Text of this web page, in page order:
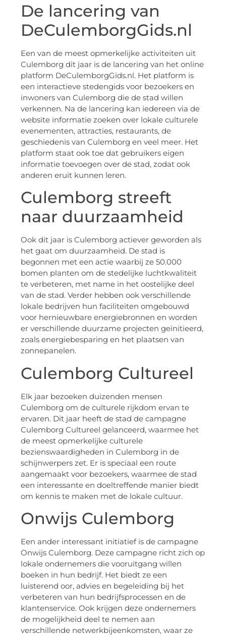
De lancering van
DeCulemborgGids.nl
Een van de meest opmerkelijke activiteiten uit
Culemborg dit jaar is de lancering van het online
platform DeCulemborgGids.nl. Het platform is
een interactieve stedengids voor bezoekers en
inwoners van Culemborg die de stad willen
verkennen. Na de lancering kan iedereen via de
website informatie zoeken over lokale culturele
evenementen, attracties, restaurants, de
geschiedenis van Culemborg en veel meer. Het
platform staat ook toe dat gebruikers eigen
informatie toevoegen over de stad, zodat ook
anderen eruit kunnen leren.
Culemborg streeft
naar duurzaamheid
Ook dit jaar is Culemborg actiever geworden als
het gaat om duurzaamheid. De stad is
begonnen met een actie waarbij ze 50.000
bomen planten om de stedelijke luchtkwaliteit
te verbeteren, met name in het oostelijke deel
van de stad. Verder hebben ook verschillende
lokale bedrijven hun faciliteiten omgebouwd
voor hernieuwbare energiebronnen en worden
er verschillende duurzame projecten geïnitieerd,
zoals energiebesparing en het plaatsen van
zonnepanelen.
Culemborg Cultureel
Elk jaar bezoeken duizenden mensen
Culemborg om de culturele rijkdom ervan te
ervaren. Dit jaar heeft de stad de campagne
Culemborg Cultureel gelanceerd, waarmee het
de meest opmerkelijke culturele
bezienswaardigheden in Culemborg in de
schijnwerpers zet. Er is speciaal een route
aangemaakt voor bezoekers, waarmee de stad
een interessante en doeltreffende manier biedt
om kennis te maken met de lokale cultuur.
Onwijs Culemborg
Een ander interessant initiatief is de campagne
Onwijs Culemborg. Deze campagne richt zich op
lokale ondernemers die vooruitgang willen
boeken in hun bedrijf. Het biedt ze een
luisterend oor, advies en begeleiding bij het
verbeteren van hun bedrijfsprocessen en de
klantenservice. Ook krijgen deze ondernemers
de mogelijkheid deel te nemen aan
verschillende netwerkbijeenkomsten, waar ze